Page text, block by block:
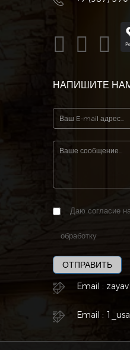
НАПИШИТЕ
Даю согласие
обработку
ОТПРАВИТЬ
Email :
Email :